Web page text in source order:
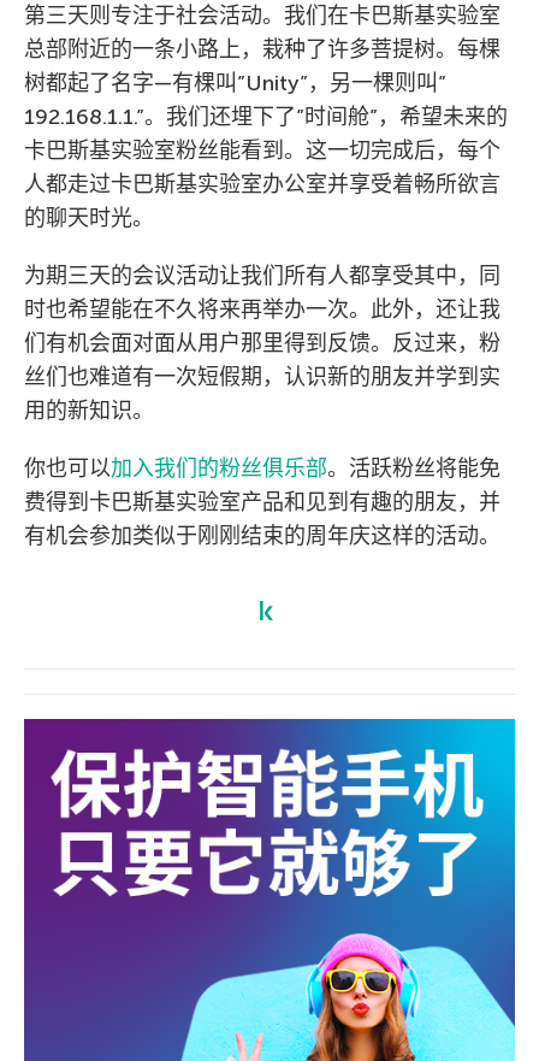
第三天则专注于社会活动。我们在卡巴斯基实验室
总部附近的一条小路上，栽种了许多菩提树。每棵
树都起了名字—有棵叫”Unity”，另一棵则叫”
192.168.1.1.”。我们还埋下了”时间舱”，希望未来的
卡巴斯基实验室粉丝能看到。这一切完成后，每个
人都走过卡巴斯基实验室办公室并享受着畅所欲言
的聊天时光。
为期三天的会议活动让我们所有人都享受其中，同
时也希望能在不久将来再举办一次。此外，还让我
们有机会面对面从用户那里得到反馈。反过来，粉
丝们也难道有一次短假期，认识新的朋友并学到实
用的新知识。
你也可以加入我们的粉丝俱乐部。活跃粉丝将能免
费得到卡巴斯基实验室产品和见到有趣的朋友，并
有机会参加类似于刚刚结束的周年庆这样的活动。